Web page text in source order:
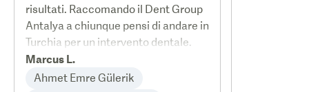
risultati. Raccomando il Dent Group
Antalya a chiunque pensi di andare in
Turchia per un intervento dentale.
Marcus L.
Ahmet Emre Gülerik